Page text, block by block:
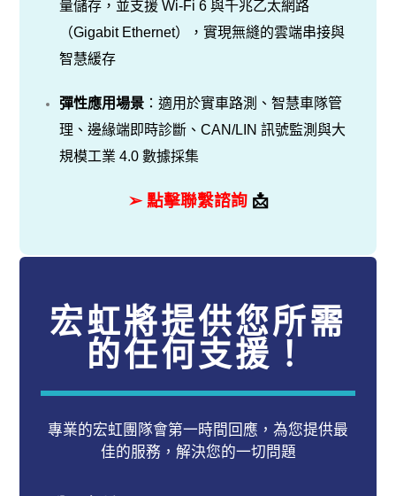
量儲存，並支援 Wi-Fi 6 與千兆乙太網路
（Gigabit Ethernet），實現無縫的雲端串接與
智慧緩存
彈性應用場景 ：適用於實車路測、智慧車隊管
理、邊緣端即時診斷、CAN/LIN 訊號監測與大
規模工業 4.0 數據採集
➢ 點擊聯繫諮詢 📩
宏虹將提供您所需
的任何支援！
專業的宏虹團隊會第一時間回應，為您提供最
佳的服務，解決您的一切問題